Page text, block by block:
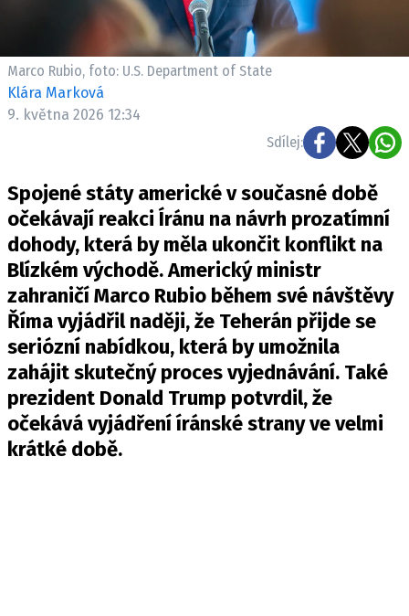
Marco Rubio, foto: U.S. Department of State
Klára Marková
9. května 2026 12:34
Sdílej:
Spojené státy americké v současné době
očekávají reakci Íránu na návrh prozatímní
dohody, která by měla ukončit konflikt na
Blízkém východě. Americký ministr
zahraničí Marco Rubio během své návštěvy
Říma vyjádřil naději, že Teherán přijde se
seriózní nabídkou, která by umožnila
zahájit skutečný proces vyjednávání. Také
prezident Donald Trump potvrdil, že
očekává vyjádření íránské strany ve velmi
krátké době.